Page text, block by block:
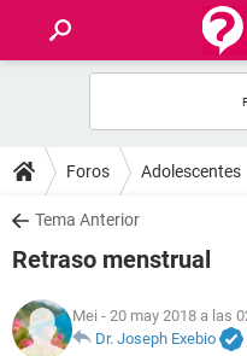
FOROS
SALUD
NUTRICIÓN
Foros Adolescentes
Tema Anterior
Retraso menstrual
Mei - 20 may 2018 a las
Dr. Joseph Exebio